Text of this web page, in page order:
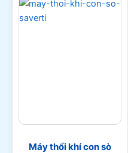
Máy thổi khí con sò